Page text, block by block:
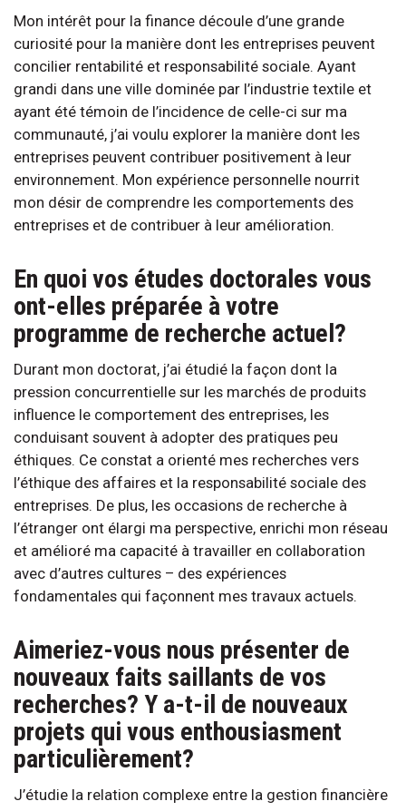
Mon intérêt pour la finance découle d’une grande
curiosité pour la manière dont les entreprises peuvent
concilier rentabilité et responsabilité sociale. Ayant
grandi dans une ville dominée par l’industrie textile et
ayant été témoin de l’incidence de celle-ci sur ma
communauté, j’ai voulu explorer la manière dont les
entreprises peuvent contribuer positivement à leur
environnement. Mon expérience personnelle nourrit
mon désir de comprendre les comportements des
entreprises et de contribuer à leur amélioration.
En quoi vos études doctorales vous
ont-elles préparée à votre
programme de recherche actuel?
Durant mon doctorat, j’ai étudié la façon dont la
pression concurrentielle sur les marchés de produits
influence le comportement des entreprises, les
conduisant souvent à adopter des pratiques peu
éthiques. Ce constat a orienté mes recherches vers
l’éthique des affaires et la responsabilité sociale des
entreprises. De plus, les occasions de recherche à
l’étranger ont élargi ma perspective, enrichi mon réseau
et amélioré ma capacité à travailler en collaboration
avec d’autres cultures – des expériences
fondamentales qui façonnent mes travaux actuels.
Aimeriez-vous nous présenter de
nouveaux faits saillants de vos
recherches? Y a-t-il de nouveaux
projets qui vous enthousiasment
particulièrement?
J’étudie la relation complexe entre la gestion financière